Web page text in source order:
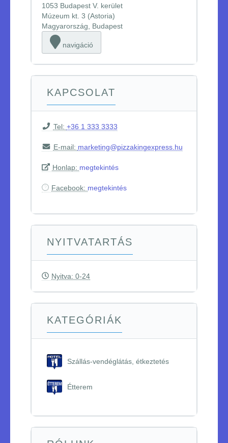
1053 Budapest V. kerület
Múzeum kt. 3 (Astoria)
Magyarország, Budapest
navigáció
KAPCSOLAT
Tel: +36 1 333 3333
E-mail: marketing@pizzakingexpress.hu
Honlap: megtekintés
Facebook: megtekintés
NYITVATARTÁS
Nyitva: 0-24
KATEGÓRIÁK
Szállás-vendéglátás, étkeztetés
Étterem